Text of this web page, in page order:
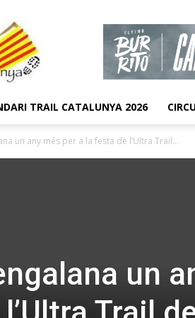
TRAIL CATALUNYA 2026
un any més per a la festa de l’Ultra Trail...
un